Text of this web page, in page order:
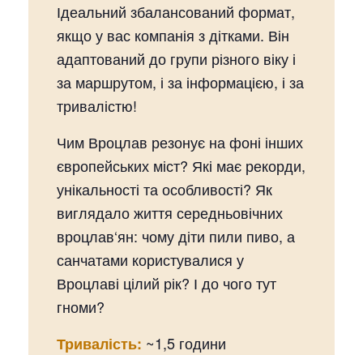
Ідеальний збалансований формат,
якщо у вас компанія з дітками. Він
адаптований до групи різного віку і
за маршрутом, і за інформацією, і за
тривалістю!
Чим Вроцлав резонує на фоні інших
європейських міст? Які має рекорди,
унікальності та особливості? Як
виглядало життя середньовічних
вроцлав‘ян: чому діти пили пиво, а
санчатами користувалися у
Вроцлаві цілий рік? І до чого тут
гноми?
Тривалість: ~1,5 години